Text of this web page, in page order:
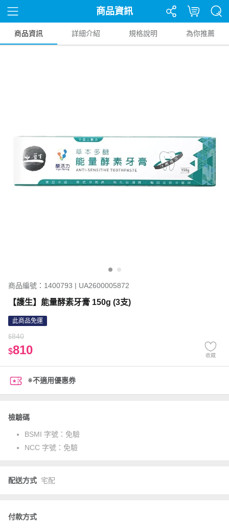
商品資訊
商品資訊 詳細介紹 規格說明 為你推薦
商品編號：1400793 | UA2600005872
【護生】能量酵素牙膏 150g (3支)
此商品免運
$840
$810 收藏
※不適用優惠券
檢驗碼
BSMI 字號： 免驗
NCC 字號： 免驗
配送方式 宅配
付款方式